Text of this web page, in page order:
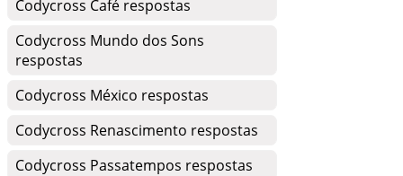
Codycross Café respostas
Codycross Mundo dos Sons
respostas
Codycross México respostas
Codycross Renascimento respostas
Codycross Passatempos respostas